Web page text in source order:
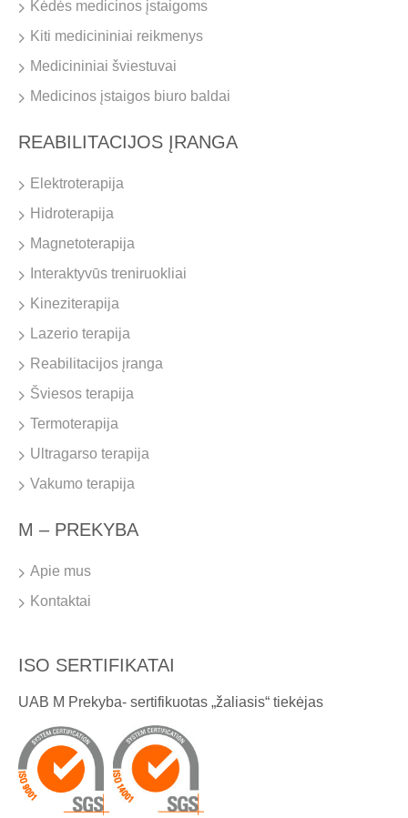
Kėdės medicinos įstaigoms
Kiti medicininiai reikmenys
Medicininiai šviestuvai
Medicinos įstaigos biuro baldai
REABILITACIJOS ĮRANGA
Elektroterapija
Hidroterapija
Magnetoterapija
Interaktyvūs treniruokliai
Kineziterapija
Lazerio terapija
Reabilitacijos įranga
Šviesos terapija
Termoterapija
Ultragarso terapija
Vakumo terapija
M – PREKYBA
Apie mus
Kontaktai
ISO SERTIFIKATAI
UAB M Prekyba- sertifikuotas „žaliasis“ tiekėjas